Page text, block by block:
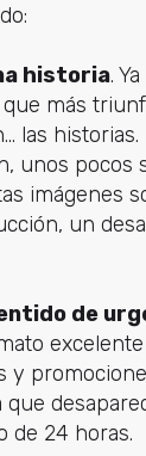
historia.
más
las historias.
unos pocos
imágenes
un
de
y
que
de 24 horas.